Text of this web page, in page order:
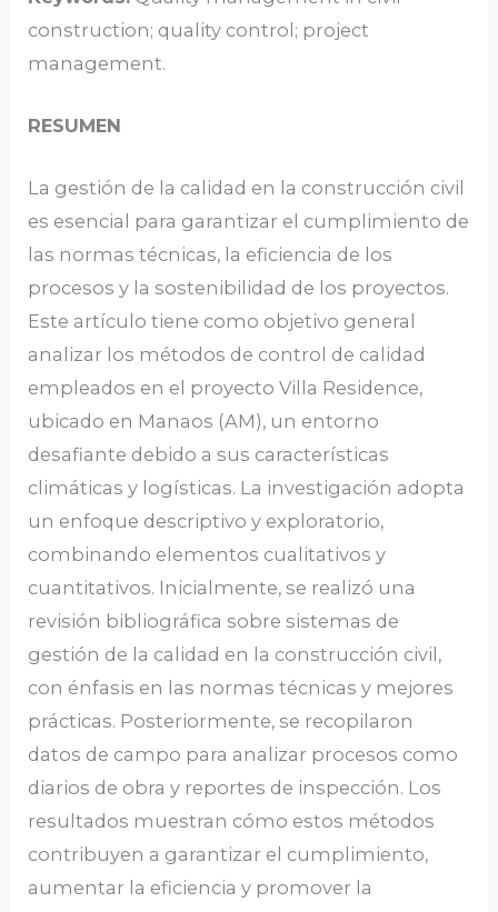
construction; quality control; project
management.
RESUMEN
La gestión de la calidad en la construcción civil
es esencial para garantizar el cumplimiento de
las normas técnicas, la eficiencia de los
procesos y la sostenibilidad de los proyectos.
Este artículo tiene como objetivo general
analizar los métodos de control de calidad
empleados en el proyecto Villa Residence,
ubicado en Manaos (AM), un entorno
desafiante debido a sus características
climáticas y logísticas. La investigación adopta
un enfoque descriptivo y exploratorio,
combinando elementos cualitativos y
cuantitativos. Inicialmente, se realizó una
revisión bibliográfica sobre sistemas de
gestión de la calidad en la construcción civil,
con énfasis en las normas técnicas y mejores
prácticas. Posteriormente, se recopilaron
datos de campo para analizar procesos como
diarios de obra y reportes de inspección. Los
resultados muestran cómo estos métodos
contribuyen a garantizar el cumplimiento,
aumentar la eficiencia y promover la